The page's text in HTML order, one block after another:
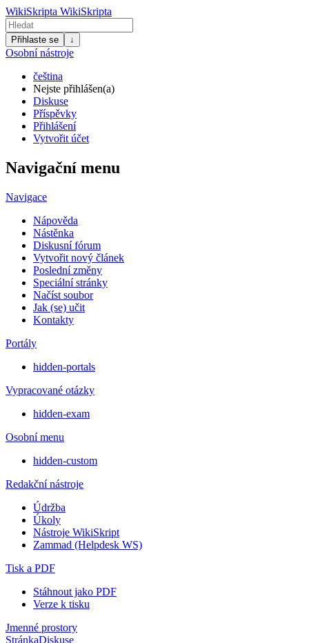
WikiSkripta WikiSkripta
Přihlaste se ↓
Osobní nástroje
čeština
Nejste přihlášen(a)
Diskuse
Příspěvky
Přihlášení
Vytvořit účet
Navigační menu
Navigace
Nápověda
Nástěnka
Diskusní fórum
Vytvořit nový článek
Poslední změny
Speciální stránky
Načíst soubor
Jak (se) učit
Kontakty
Portály
hidden-portals
Vypracované otázky
hidden-exam
Osobní menu
hidden-custom
Redakční nástroje
Údržba
Úkoly
Nástroje WikiSkript
Zammad (Helpdesk WS)
Tisk a PDF
Stáhnout jako PDF
Verze k tisku
Jmenné prostory
StránkaDiskuse